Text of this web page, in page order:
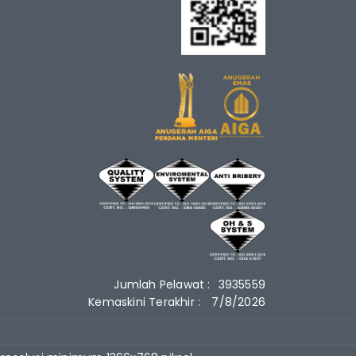
Jumlah Pelawat : 3935559
Kemaskini Terakhir :
7/8/2026